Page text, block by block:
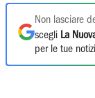
Non lasciare
scegli La
per le tue